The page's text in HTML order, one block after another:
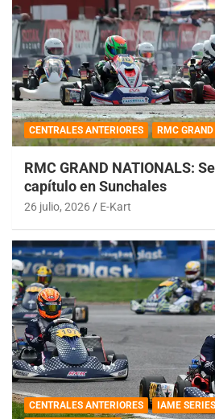
CENTRALES ANTERIORES RMC
RMC GRAND NATIONALS:
capítulo en Sunchales
26 julio, 2026 E-Kart
CENTRALES ANTERIORES
IAME